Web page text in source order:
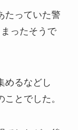
たっていた警
ったそうで
めるなどし
とでした。